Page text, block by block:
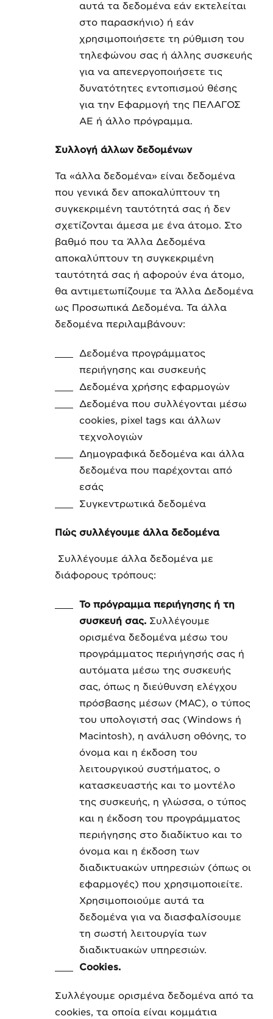
αυτά τα δεδομένα εάν εκτελείται
στο παρασκήνιο) ή εάν
χρησιμοποιήσετε τη ρύθμιση του
τηλεφώνου σας ή άλλης συσκευής
για να απενεργοποιήσετε τις
δυνατότητες εντοπισμού θέσης
για την Εφαρμογή της ΠΕΛΑΓΟΣ
ΑΕ ή άλλο πρόγραμμα.
Συλλογή άλλων δεδομένων
Τα «άλλα δεδομένα» είναι δεδομένα
που γενικά δεν αποκαλύπτουν τη
συγκεκριμένη ταυτότητά σας ή δεν
σχετίζονται άμεσα με ένα άτομο. Στο
βαθμό που τα Άλλα Δεδομένα
αποκαλύπτουν τη συγκεκριμένη
ταυτότητά σας ή αφορούν ένα άτομο,
θα αντιμετωπίζουμε τα Άλλα Δεδομένα
ως Προσωπικά Δεδομένα. Τα άλλα
δεδομένα περιλαμβάνουν:
Δεδομένα προγράμματος
περιήγησης και συσκευής
Δεδομένα χρήσης εφαρμογών
Δεδομένα που συλλέγονται μέσω
cookies, pixel tags και άλλων
τεχνολογιών
Δημογραφικά δεδομένα και άλλα
δεδομένα που παρέχονται από
εσάς
Συγκεντρωτικά δεδομένα
Πώς συλλέγουμε άλλα δεδομένα
Συλλέγουμε άλλα δεδομένα με
διάφορους τρόπους:
Το πρόγραμμα περιήγησης ή τη
συσκευή σας. Συλλέγουμε
ορισμένα δεδομένα μέσω του
προγράμματος περιήγησής σας ή
αυτόματα μέσω της συσκευής
σας, όπως η διεύθυνση ελέγχου
πρόσβασης μέσων (MAC), ο τύπος
του υπολογιστή σας (Windows ή
Macintosh), η ανάλυση οθόνης, το
όνομα και η έκδοση του
λειτουργικού συστήματος, ο
κατασκευαστής και το μοντέλο
της συσκευής, η γλώσσα, ο τύπος
και η έκδοση του προγράμματος
περιήγησης στο διαδίκτυο και το
όνομα και η έκδοση των
διαδικτυακών υπηρεσιών (όπως οι
εφαρμογές) που χρησιμοποιείτε.
Χρησιμοποιούμε αυτά τα
δεδομένα για να διασφαλίσουμε
τη σωστή λειτουργία των
διαδικτυακών υπηρεσιών.
Cookies.
Συλλέγουμε ορισμένα δεδομένα από τα
cookies, τα οποία είναι κομμάτια